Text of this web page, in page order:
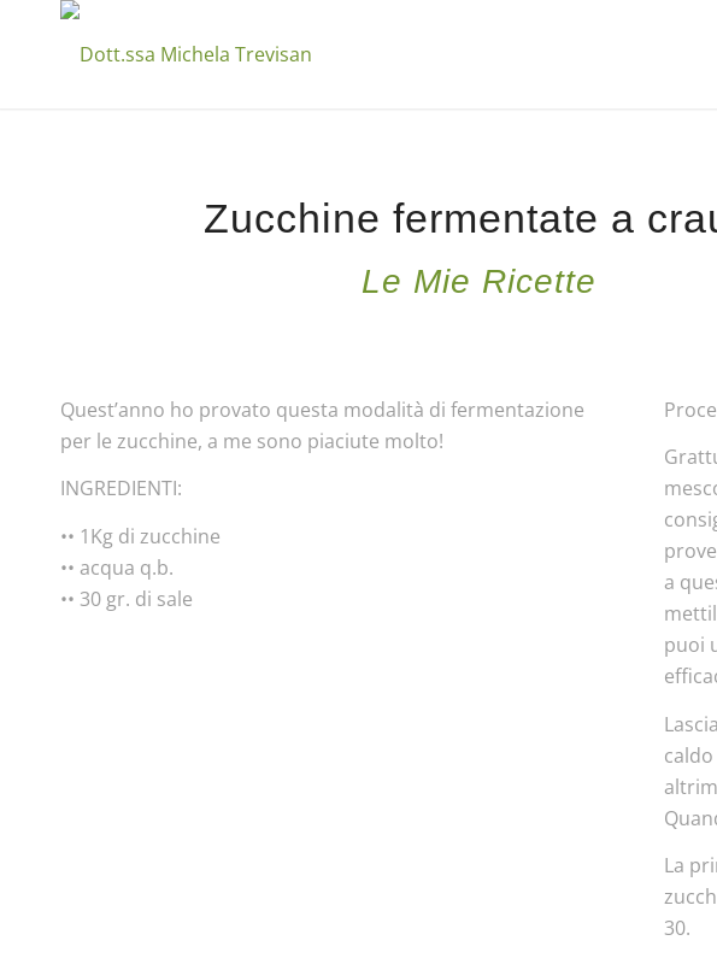
Zucchine fermentate a
Le Mie Ricette
Quest’anno ho provato questa modalità di fermentazione
per le zucchine, a me sono piaciute molto!
INGREDIENTI:
•• 1Kg di zucchine
•• acqua q.b.
•• 30 gr. di sale
a
puoi
La
30.